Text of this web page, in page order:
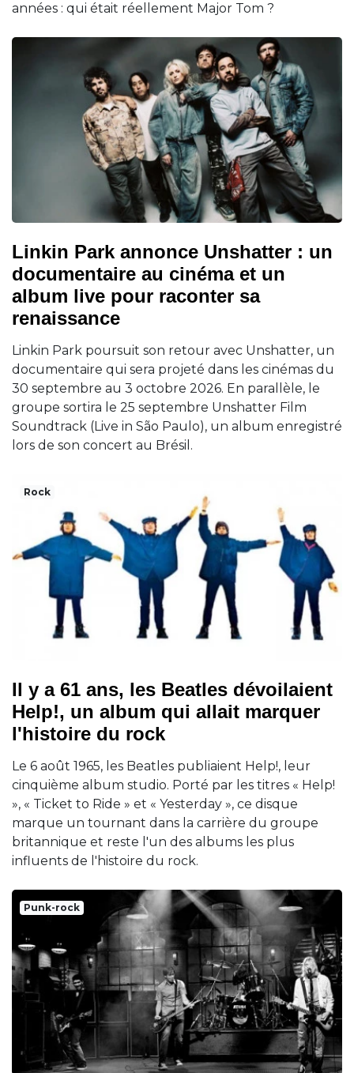
années : qui était réellement Major Tom ?
Linkin Park annonce Unshatter : un
documentaire au cinéma et un
album live pour raconter sa
renaissance
Linkin Park poursuit son retour avec Unshatter, un
documentaire qui sera projeté dans les cinémas du
30 septembre au 3 octobre 2026. En parallèle, le
groupe sortira le 25 septembre Unshatter Film
Soundtrack (Live in São Paulo), un album enregistré
lors de son concert au Brésil.
Rock
Il y a 61 ans, les Beatles dévoilaient
Help!, un album qui allait marquer
l'histoire du rock
Le 6 août 1965, les Beatles publiaient Help!, leur
cinquième album studio. Porté par les titres « Help!
», « Ticket to Ride » et « Yesterday », ce disque
marque un tournant dans la carrière du groupe
britannique et reste l'un des albums les plus
influents de l'histoire du rock.
Punk-rock